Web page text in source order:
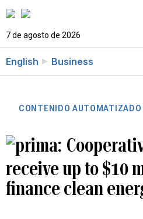
7 de agosto de 2026
English Business
CONTENIDO AUTOMATIZADO
receive up to $10
finance clean